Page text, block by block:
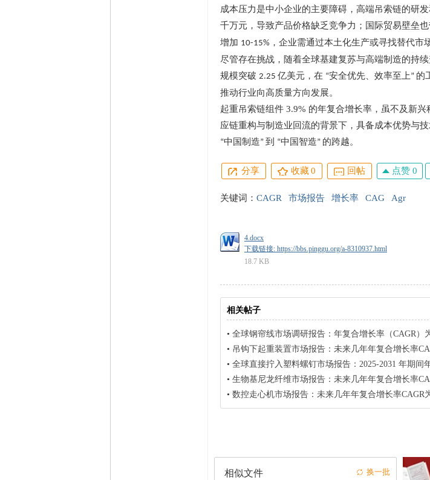
成本压力是中小企业的主要障碍，高端吊索链的研
千万元，导致产品价格缺乏竞争力；国际贸易壁垒也
增加 10-15% ，企业需通过本土化生产或寻找替代市
尽管存在挑战，随着全球基建复苏与高端制造的持
规模突破 2.25 亿美元，在 “安全优先、效率至上 ” 的
推动行业向高质量方向发展。
起重吊索链组件 3.9% 的年复合增长率，虽不及新
应链重构与制造业回流的背景下，具备成本优势与
“中国制造” 到 “中国智造” 的跨越。
分享 收藏0 回帖 点赞 0
关键词： CAGR 市场报告 增长率 CAG Agr
4.docx
下载链接: https://bbs.pinggu.org/a-8310937.html
18.7 KB
相关帖子
• 全球钢帘线市场调研报告：年复合增长率（CAGR）为5.5%（2025-2031
• 吊钩下起重装置市场报告：未来几年年复合增长率CAGR为4.7%
• 全球直接拧入塑料螺钉市场报告：2025-2031 年期间年复合增长率（CAGR）为
• 生物基尼龙纤维市场报告：未来几年年复合增长率CAGR为15.2%
• 数控走心机市场报告：未来几年年复合增长率CAGR为
相似文件 换一批